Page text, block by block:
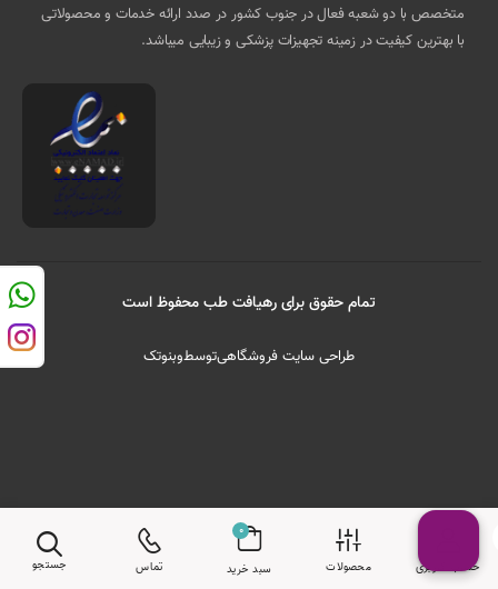
متخصص با دو شعبه فعال در جنوب کشور در صدد ارائه خدمات و محصولاتی
با بهترین کیفیت در زمینه تجهیزات پزشکی و زیبایی میباشد.
تمام حقوق برای رهیافت طب محفوظ است
طراحی سایت فروشگاهیتوسطوبنوتک
حساب کاربری محصولات
0
سبد خرید تماس جستجو